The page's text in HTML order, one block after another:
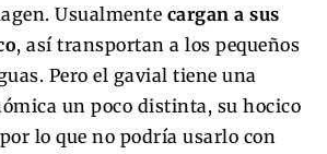
Usualmente cargan a sus
, así transportan a los pequeños
Pero el gavial tiene una
un poco distinta, su hocico
lo que no podría usarlo con